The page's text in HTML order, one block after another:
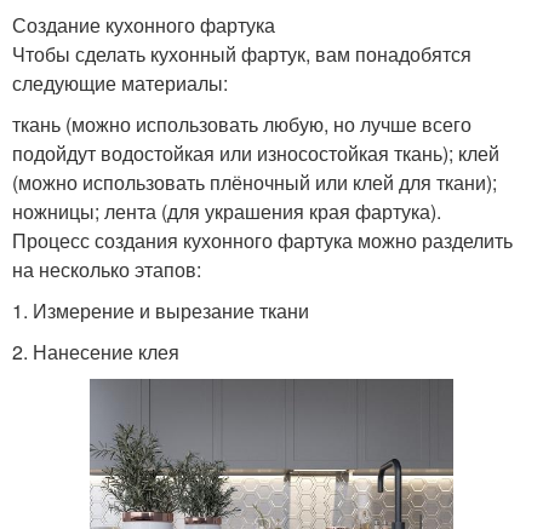
Создание кухонного фартука
Чтобы сделать кухонный фартук, вам понадобятся
следующие материалы:
ткань (можно использовать любую, но лучше всего
подойдут водостойкая или износостойкая ткань); клей
(можно использовать плёночный или клей для ткани);
ножницы; лента (для украшения края фартука).
Процесс создания кухонного фартука можно разделить
на несколько этапов:
1. Измерение и вырезание ткани
2. Нанесение клея